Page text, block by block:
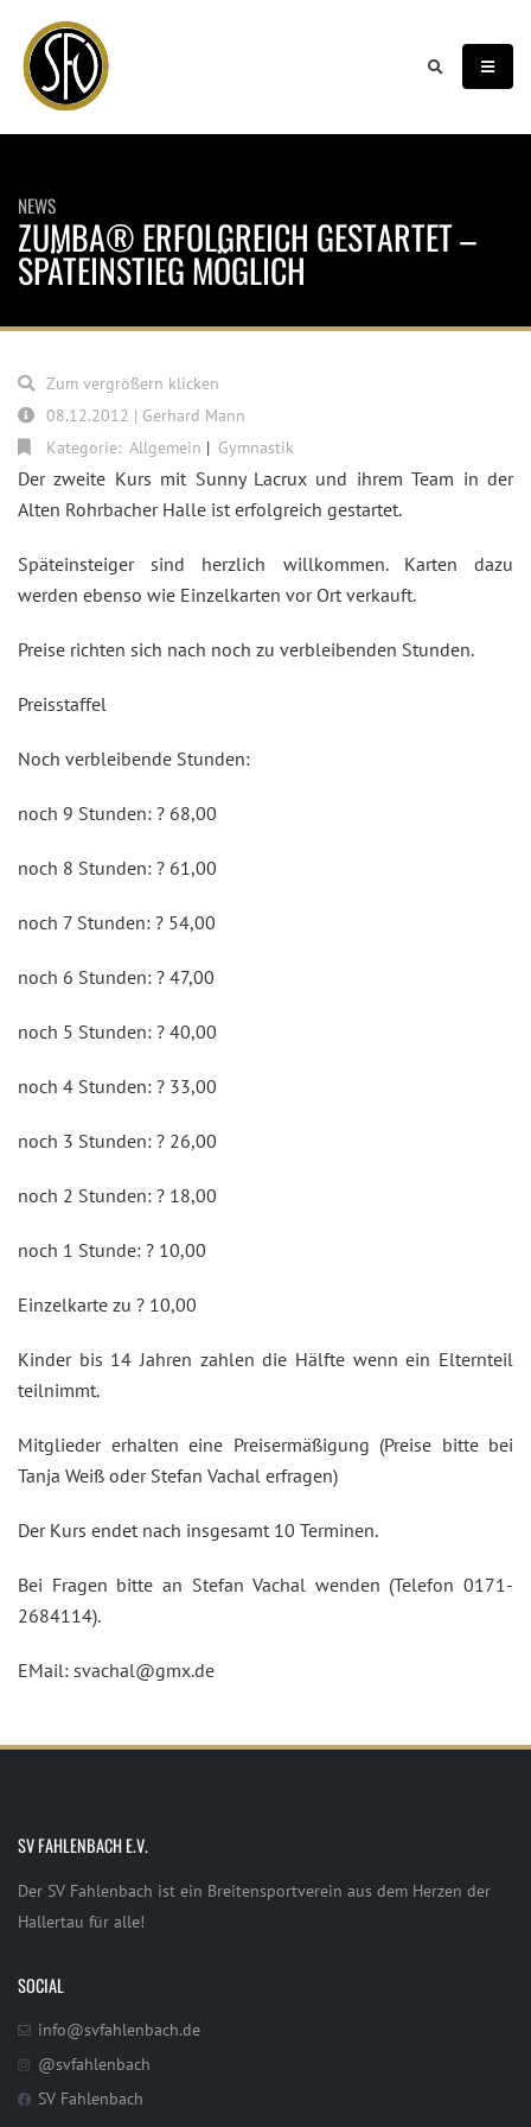
NEWS
ZUMBA® ERFOLGREICH GESTARTET –
SPÄTEINSTIEG MÖGLICH
Der zweite Kurs mit Sunny Lacrux und ihrem Team in der
Alten Rohrbacher Halle ist erfolgreich gestartet.
Späteinsteiger sind herzlich willkommen. Karten dazu
werden ebenso wie Einzelkarten vor Ort verkauft.
Preise richten sich nach noch zu verbleibenden Stunden.
Preisstaffel
Noch verbleibende Stunden:
noch 9 Stunden: ? 68,00
noch 8 Stunden: ? 61,00
noch 7 Stunden: ? 54,00
noch 6 Stunden: ? 47,00
noch 5 Stunden: ? 40,00
noch 4 Stunden: ? 33,00
noch 3 Stunden: ? 26,00
noch 2 Stunden: ? 18,00
noch 1 Stunde: ? 10,00
Einzelkarte zu ? 10,00
Kinder bis 14 Jahren zahlen die Hälfte wenn ein Elternteil
teilnimmt.
Mitglieder erhalten eine Preisermäßigung (Preise bitte bei
Tanja Weiß oder Stefan Vachal erfragen)
Der Kurs endet nach insgesamt 10 Terminen.
Bei Fragen bitte an Stefan Vachal wenden (Telefon 0171-
2684114).
EMail: svachal@gmx.de
Zum vergrößern klicken
08.12.2012 | Gerhard Mann
Kategorie: Allgemein Gymnastik
SV FAHLENBACH E.V.
Der SV Fahlenbach ist ein Breitensportverein aus dem Herzen der
Hallertau für alle!
SOCIAL
info@svfahlenbach.de
@svfahlenbach
SV Fahlenbach